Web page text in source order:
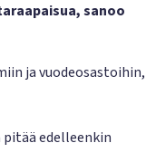
sanoo
ja vuodeosastoihin,
pitää edelleenkin